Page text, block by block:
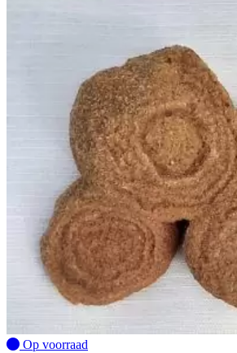
Op voorraad